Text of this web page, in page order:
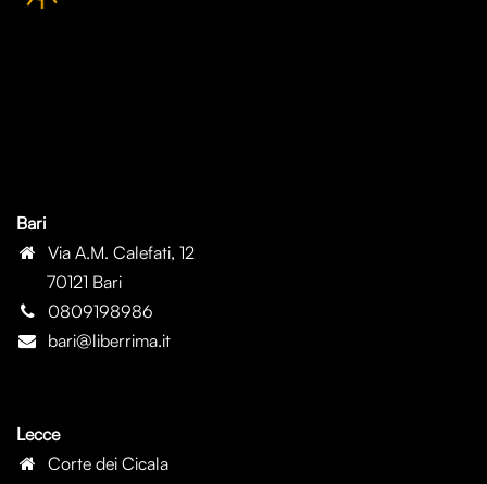
Bari
Via A.M. Calefati, 12
70121 Bari
0809198986
bari@liberrima.it
Lecce
Corte dei Cicala